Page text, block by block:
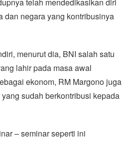
dan negara yang kontribusinya
menurut dia, BNI salah satu
lahir pada masa awal
ekonom, RM Margono juga
sudah berkontribusi kepada
– seminar seperti ini